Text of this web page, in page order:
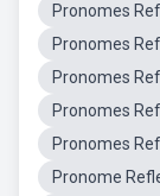
Pronomes
Pronomes
Pronomes
Pronomes
Pronomes
Pronome